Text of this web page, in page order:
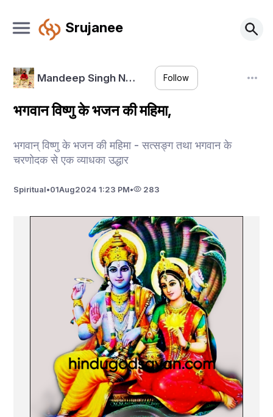
Srujanee
Mandeep Singh N… Follow
भगवान विष्णु के भजन की महिमा,
भगवान् विष्णु के भजन की महिमा - सत्सङ्ग तथा भगवान के
चरणोदक से एक व्याधका उद्धार
Spiritual•01Aug2024 1:23 PM• 283